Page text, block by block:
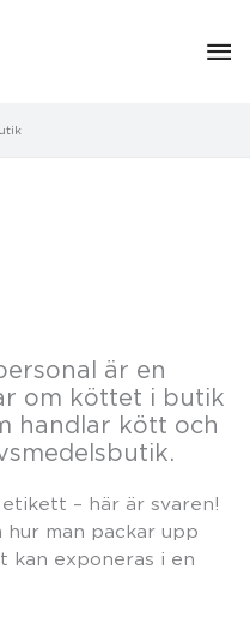
är en
om köttet i butik
handlar kött och
– här är svaren!
hur man packar upp
kan exponeras i en